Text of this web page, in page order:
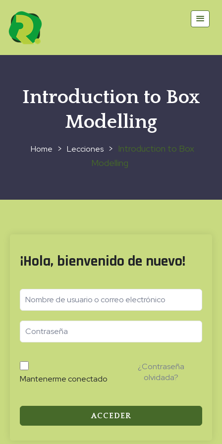
Introduction to Box
Modelling
> Lecciones > Introduction to Box
Modelling
¡Hola, bienvenido de nuevo!
Mantenerme conectado
¿Contraseña
olvidada?
ACCEDER